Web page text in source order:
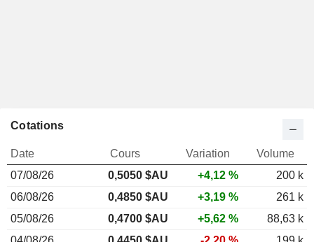
Cotations
Date Cours Variation
Volume
07/08/26
0,5050 $AU +4,12 %
200 k
06/08/26
0,4850 $AU +3,19 %
261 k
05/08/26
0,4700 $AU +5,62 %
88,63 k